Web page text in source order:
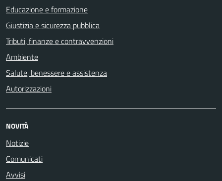
Educazione e formazione
Giustizia e sicurezza pubblica
Tributi, finanze e contravvenzioni
Ambiente
Salute, benessere e assistenza
Autorizzazioni
NOVITÀ
Notizie
Comunicati
Avvisi